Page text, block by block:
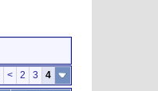
< 2 3 4